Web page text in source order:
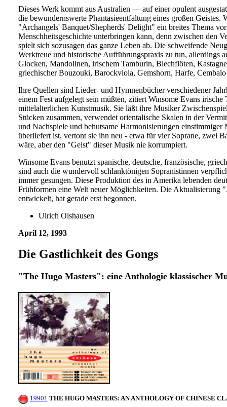
Dieses Werk kommt aus Australien — auf einer opulent
die bewundernswerte Phantasieentfaltung eines großen
"Archangels' Banquet/Shepherds' Delight" ein breites Thema
Menschheitsgeschichte unterbringen kann, denn zwischen den
spielt sich sozusagen das ganze Leben ab. Die schweifende
Werktreue und historische Aufführungspraxis zu tun, allerdings
Glocken, Mandolinen, irischem Tamburin, Blechflöten,
griechischer Bouzouki, Barockviola, Gemshorn, Harfe,
Ihre Quellen sind Lieder- und Hymnenbücher verschiedener
einem Fest aufgelegt sein müßten, zitiert Winsome Evans
mittelalterlichen Kunstmusik. Sie läßt ihre Musiker
Stücken zusammen, verwendet orientalische Skalen in der
und Nachspiele und behutsame Harmonisierungen
überliefert ist, vertont sie ihn neu - etwa für vier Soprane, zwei
wäre, aber den "Geist" dieser Musik nie korrumpiert.
Winsome Evans benutzt spanische, deutsche, französische,
sind auch die wundervoll schlanktönigen Sopranistinnen
immer gesungen. Diese Produktion des in Amerika lebenden
Frühformen eine Welt neuer Möglichkeiten. Die Aktualisierung
entwickelt, hat gerade erst begonnen.
Ulrich Olshausen
April 12, 1993
Die Gastlichkeit des Gongs
"The Hugo Masters": eine Anthologie klassischer
19901 THE HUGO MASTERS: AN ANTHOLOGY OF CHINESE